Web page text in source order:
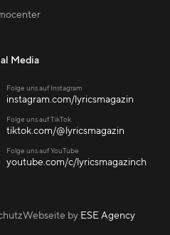
Media
Folge uns auf Instagram
instagram.com/lyricsmagazin
Folge uns auf TikTok
tiktok.com/@lyricsmagazin
Folge uns auf YouTube
youtube.com/c/lyricsmagazinch
Webseite by ESE Agency